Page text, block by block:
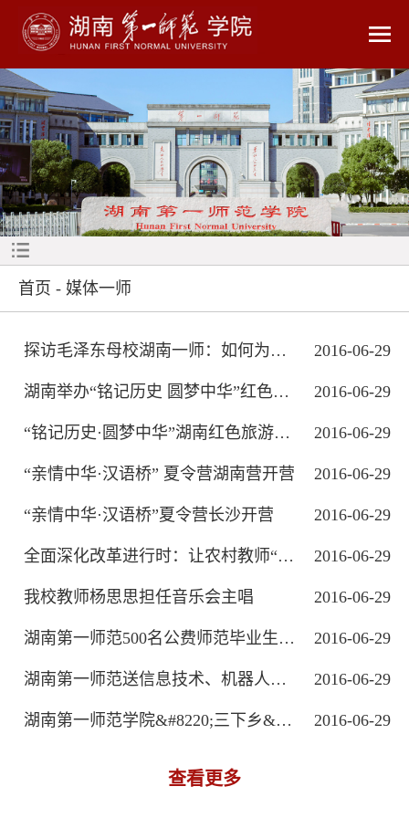
首页 - 媒体一师
2016-06-29
探访毛泽东母校湖南一师：如何为农村培...
2016-06-29
湖南举办“铭记历史 圆梦中华”红色旅游...
2016-06-29
“铭记历史·圆梦中华”湖南红色旅游主题...
2016-06-29
“亲情中华·汉语桥” 夏令营湖南营开营
2016-06-29
“亲情中华·汉语桥”夏令营长沙开营
2016-06-29
全面深化改革进行时：让农村教师“下得...
2016-06-29
我校教师杨思思担任音乐会主唱
2016-06-29
湖南第一师范500名公费师范毕业生赴乡村...
2016-06-29
湖南第一师范送信息技术、机器人到金落...
2016-06-29
湖南第一师范学院&#8220;三下乡&#8221; ...
查看更多